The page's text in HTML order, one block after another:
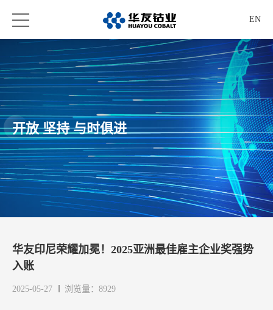
EN
开放 坚持 与时俱进
华友印尼荣耀加冕！2025亚洲最佳雇主企业奖强势
入账
2025-05-27 浏览量：8929